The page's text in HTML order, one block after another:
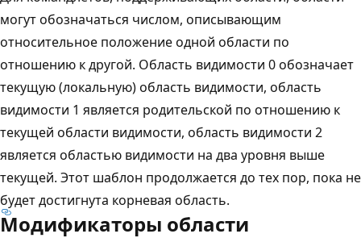
могут обозначаться числом, описывающим
относительное положение одной области по
отношению к другой. Область видимости 0 обозначает
текущую (локальную) область видимости, область
видимости 1 является родительской по отношению к
текущей области видимости, область видимости 2
является областью видимости на два уровня выше
текущей. Этот шаблон продолжается до тех пор, пока не
будет достигнута корневая область.
Модификаторы области